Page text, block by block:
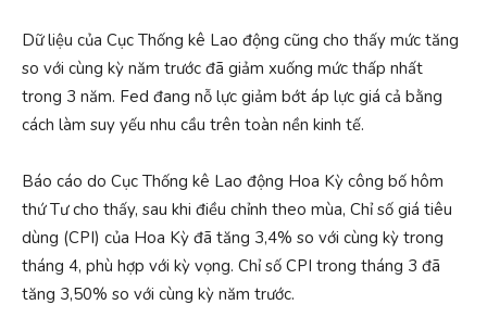
Dữ liệu của Cục Thống kê Lao động cũng cho thấy mức tăng
so với cùng kỳ năm trước đã giảm xuống mức thấp nhất
trong 3 năm. Fed đang nỗ lực giảm bớt áp lực giá cả bằng
cách làm suy yếu nhu cầu trên toàn nền kinh tế.
Báo cáo do Cục Thống kê Lao động Hoa Kỳ công bố hôm
thứ Tư cho thấy, sau khi điều chỉnh theo mùa, Chỉ số giá tiêu
dùng (CPI) của Hoa Kỳ đã tăng 3,4% so với cùng kỳ trong
tháng 4, phù hợp với kỳ vọng. Chỉ số CPI trong tháng 3 đã
tăng 3,50% so với cùng kỳ năm trước.